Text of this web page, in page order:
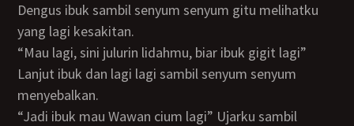
Dengus ibuk sambil senyum senyum gitu melihatku
yang lagi kesakitan.
“Mau lagi, sini julurin lidahmu, biar ibuk gigit lagi”
Lanjut ibuk dan lagi lagi sambil senyum senyum
menyebalkan.
“Jadi ibuk mau Wawan cium lagi” Ujarku sambil